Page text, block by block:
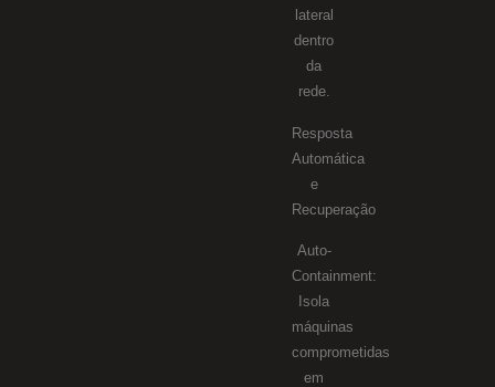
lateral
dentro
da
rede.
Resposta
Automática
e
Recuperação
Auto-
Containment:
Isola
máquinas
comprometidas
em